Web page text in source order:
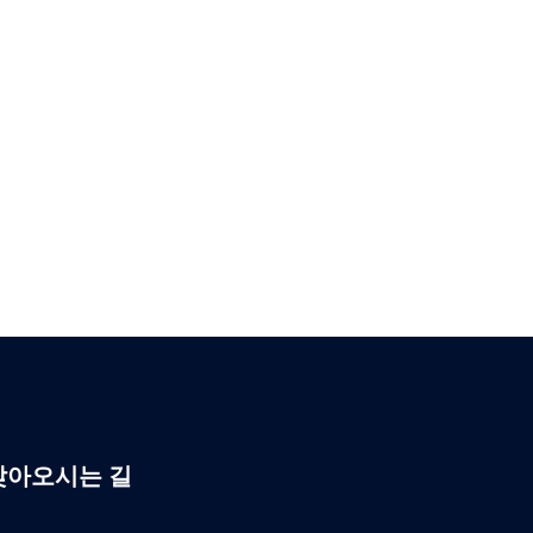
아오시는 길